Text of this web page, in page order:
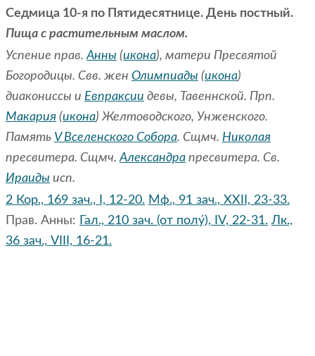
Седмица 10-я по Пятидесятнице. День постный.
Пища с растительным маслом.
Успение прав.Анны (икона), матери Пресвятой
Богородицы. Свв. жен Олимпиады (икона)
диакониссы и Евпраксии девы, Тавеннской. Прп.
Макария (икона) Желтоводского, Унженского.
Память V Вселенского Собора. Сщмч. Николая
пресвитера. Сщмч.Александра пресвитера. Св.
Ираиды исп.
2 Кор., 169 зач., I, 12-20. Мф., 91 зач., XXII, 23-33.
Прав. Анны: Гал., 210 зач. (от полу́), IV, 22-31. Лк.,
36 зач., VIII, 16-21.